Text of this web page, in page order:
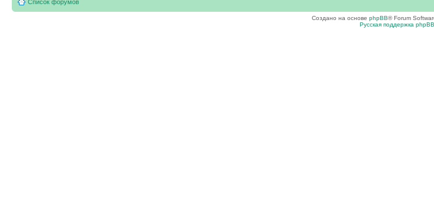
Список форумов
Создано на основе phpBB® Forum
Русская поддержка phpBB